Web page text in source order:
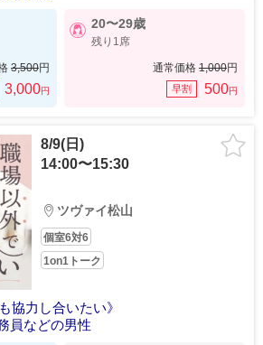
3,500円
3,000円
20〜29歳
残り1席
通常価格 1,000円
早割 500円
8/9(日)
14:00〜15:30
ツヴァイ松山
個室6対6
1on1トーク
協力し合いたい》
員などの男性